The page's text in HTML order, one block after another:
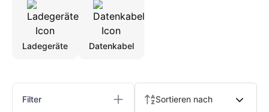
Ladegeräte Datenkabel
Produkte
Filter Sortieren nach